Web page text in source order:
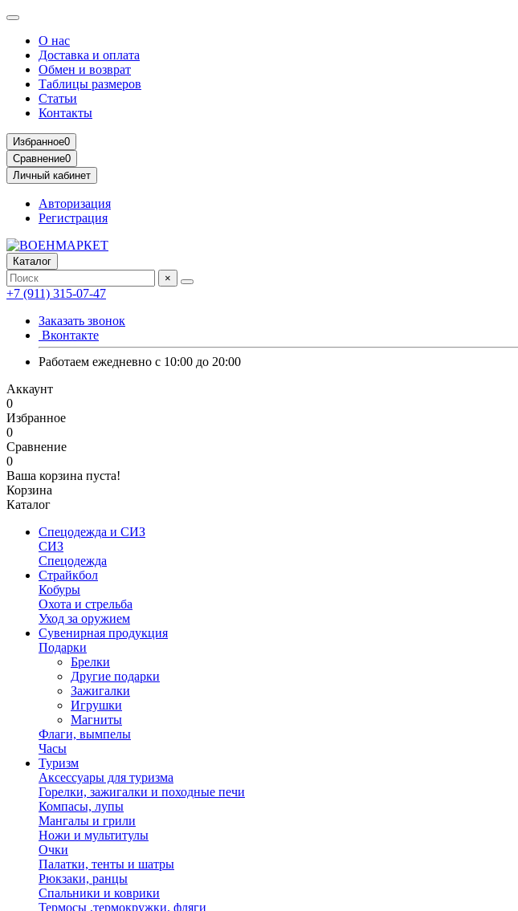
О нас
Доставка и оплата
Обмен и возврат
Таблицы размеров
Статьи
Контакты
Избранное0
Сравнение0
Личный кабинет
Авторизация
Регистрация
Каталог
×
+7 (911) 315-07-47
Заказать звонок
Вконтакте
Работаем ежедневно с 10:00 до 20:00
Аккаунт
0
Избранное
0
Сравнение
0
Ваша корзина пуста!
Корзина
Каталог
Спецодежда и СИЗ
СИЗ
Спецодежда
Страйкбол
Кобуры
Охота и стрельба
Уход за оружием
Сувенирная продукция
Подарки
Брелки
Другие подарки
Зажигалки
Игрушки
Магниты
Флаги, вымпелы
Часы
Туризм
Аксессуары для туризма
Горелки, зажигалки и походные печи
Компасы, лупы
Мангалы и грили
Ножи и мультитулы
Очки
Палатки, тенты и шатры
Рюкзаки, ранцы
Спальники и коврики
Термосы ,термокружки, фляги